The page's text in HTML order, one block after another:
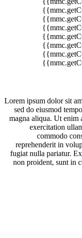
Lorem ipsum dolor sit
sed do eiusmod
magna aliqua. Ut enim
exercitation
commodo
reprehenderit in
fugiat nulla pariatur.
non proident, sunt in